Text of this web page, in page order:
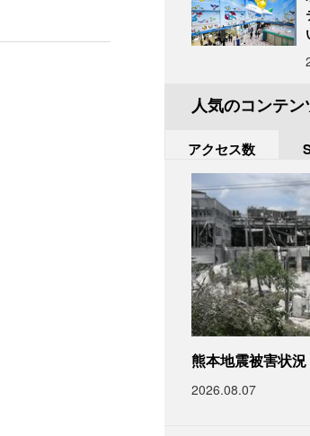
人気のコンテン
アクセス数
熊本地震被害状況
2026.08.07